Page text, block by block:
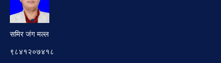
समिर जंग मल्ल
९८४१२०७४१८